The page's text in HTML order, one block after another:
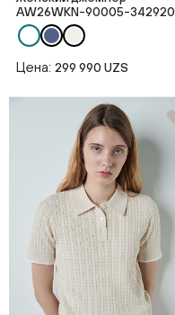
AW26WKN-90005-342920
Цена: 299 990 UZS